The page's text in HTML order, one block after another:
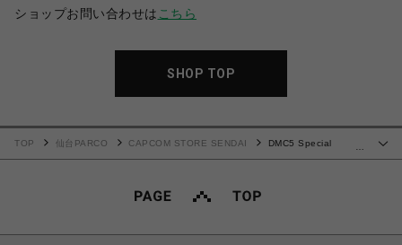
ショップお問い合わせは こちら
SHOP TOP
TOP 仙台PARCO CAPCOM STORE SENDAI
DMC5 Special